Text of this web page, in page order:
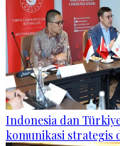
Indonesia dan
komunikasi strategis